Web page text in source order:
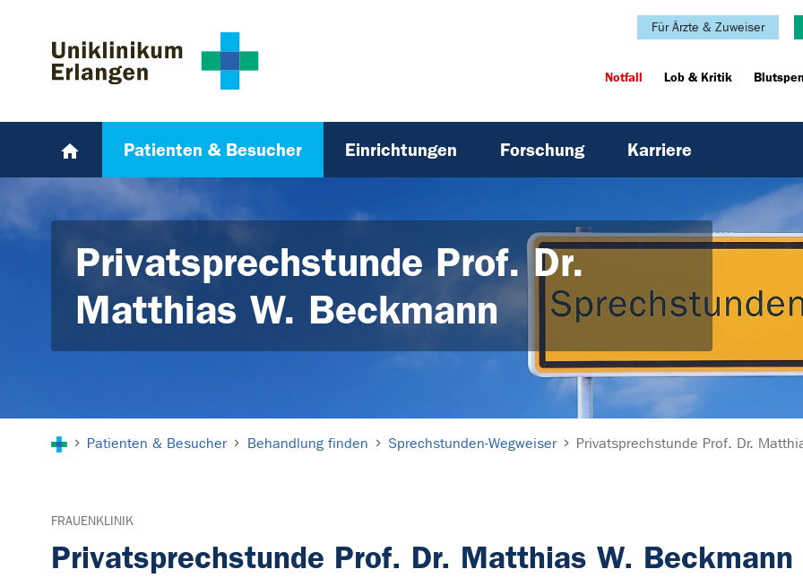
Für Ärzte & Zuweiser
Notfall Lob & Kritik
Patienten & Besucher Einrichtungen Forschung Karriere
Privatsprechstunde Prof. Dr.
Matthias W. Beckmann
Patienten & Besucher Behandlung finden Sprechstunden-Wegweiser Privatsprechstunde Prof. Dr.
FRAUENKLINIK
Privatsprechstunde Prof. Dr. Matthias W. Beckmann